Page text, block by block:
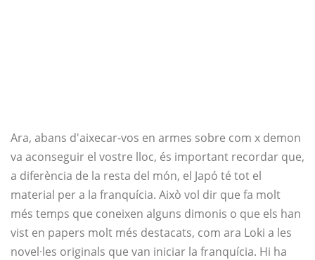
Ara, abans d'aixecar-vos en armes sobre com x demon
va aconseguir el vostre lloc, és important recordar que,
a diferència de la resta del món, el Japó té tot el
material per a la franquícia. Això vol dir que fa molt
més temps que coneixen alguns dimonis o que els han
vist en papers molt més destacats, com ara Loki a les
novel·les originals que van iniciar la franquícia. Hi ha